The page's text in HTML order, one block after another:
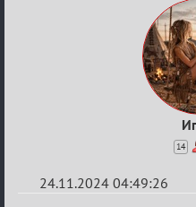
14
24.11.2024 04:49:26